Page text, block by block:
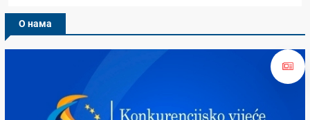
О нама